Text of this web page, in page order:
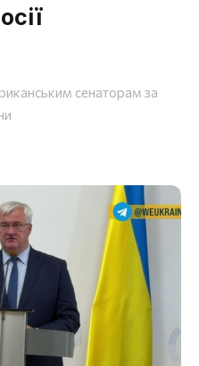
сенаторам за